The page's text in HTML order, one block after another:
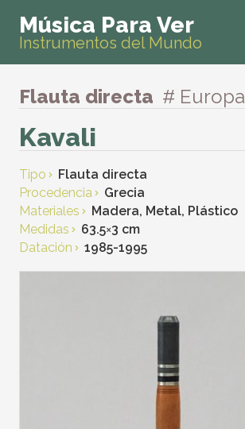
Música Para Ver
Instrumentos del Mundo
Flauta directa # Europa
Kavali
Tipo
Flauta directa
Procedencia
Grecia
Materiales
Madera, Metal, Plástico
Medidas
63.5×3 cm
Datación
1985-1995